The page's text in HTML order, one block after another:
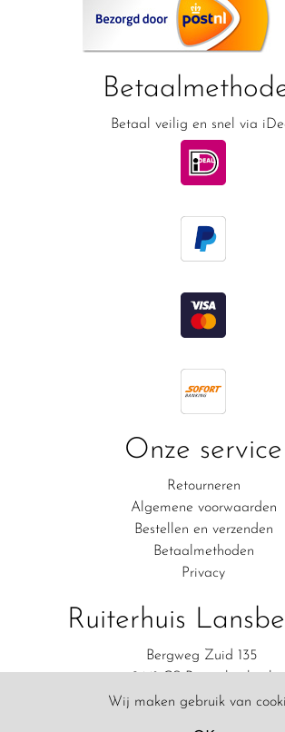
Wij maken gebruik van
Betaal veilig en snel via
Onze service
Retourneren
Algemene voorwaarden
Bestellen en verzenden
Betaalmethoden
Privacy
Ruiterhuis
Bergweg Zuid 135
2661 CS Bergschenhoek
06-83111554